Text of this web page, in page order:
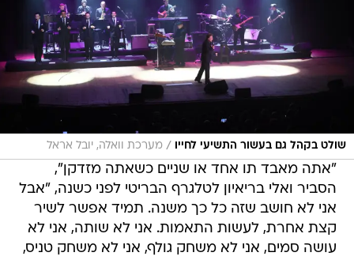
שולט בקהל גם בעשור התשיעי לחייו / מערכת וואלה, יובל אראל
"אתה מאבד תו אחד או שניים כשאתה מזדקן",
הסביר ואלי בריאיון לטלגרף הבריטי לפני כשנה, "אבל
אני לא חושב שזה כל כך משנה. תמיד אפשר לשיר
קצת אחרת, לעשות התאמות. אני לא שותה, אני לא
עושה סמים, אני לא משחק גולף, אני לא משחק טניס,